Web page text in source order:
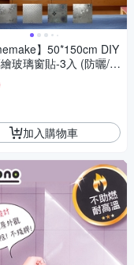
】50*150cm DIY
玻璃窗貼-3入 (防曬/遮
貼/保護隱私/美化佈置)
加入購物車